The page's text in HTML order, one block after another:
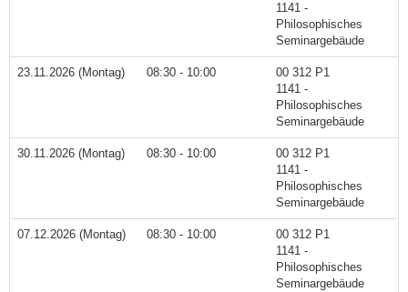
1141 -
Philosophisches
Seminargebäude
23.11.2026 (Montag) 08:30 - 10:00
00 312 P1
1141 -
Philosophisches
Seminargebäude
30.11.2026 (Montag) 08:30 - 10:00
00 312 P1
1141 -
Philosophisches
Seminargebäude
07.12.2026 (Montag) 08:30 - 10:00
00 312 P1
1141 -
Philosophisches
Seminargebäude